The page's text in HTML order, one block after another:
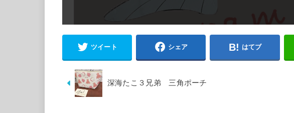
ツイート シェア はてブ
深海たこ３兄弟 三角ポーチ